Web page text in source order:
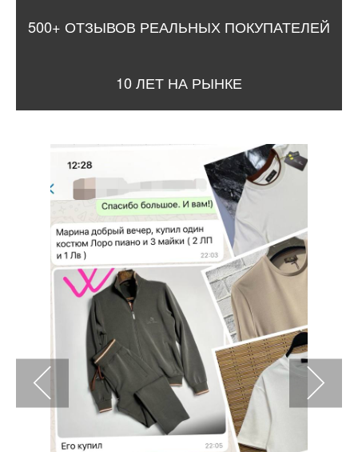
500+ ОТЗЫВОВ РЕАЛЬНЫХ ПОКУПАТЕЛЕЙ
10 ЛЕТ НА РЫНКЕ